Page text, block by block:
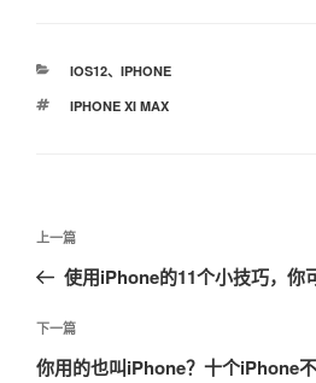
分
IOS12、 IPHONE
标
IPHONE XI MAX
文
导
航
上
一
文
章
上一篇
使用iPhone的11个小技巧，
下
一
下一篇
你用的也叫iPhone？十个iPhone